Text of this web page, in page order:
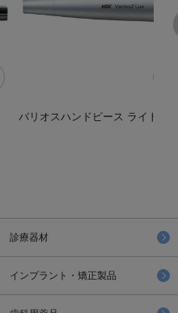
バリオスハンドピース ライト付
診療器材
インプラント・矯正製品